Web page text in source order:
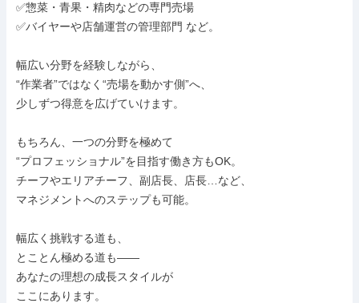
✅惣菜・青果・精肉などの専門売場
✅バイヤーや店舗運営の管理部門 など。
幅広い分野を経験しながら、
“作業者”ではなく“売場を動かす側”へ、
少しずつ得意を広げていけます。
もちろん、一つの分野を極めて
“プロフェッショナル”を目指す働き方もOK。
チーフやエリアチーフ、副店長、店長…など、
マネジメントへのステップも可能。
幅広く挑戦する道も、
とことん極める道も――
あなたの理想の成長スタイルが
ここにあります。